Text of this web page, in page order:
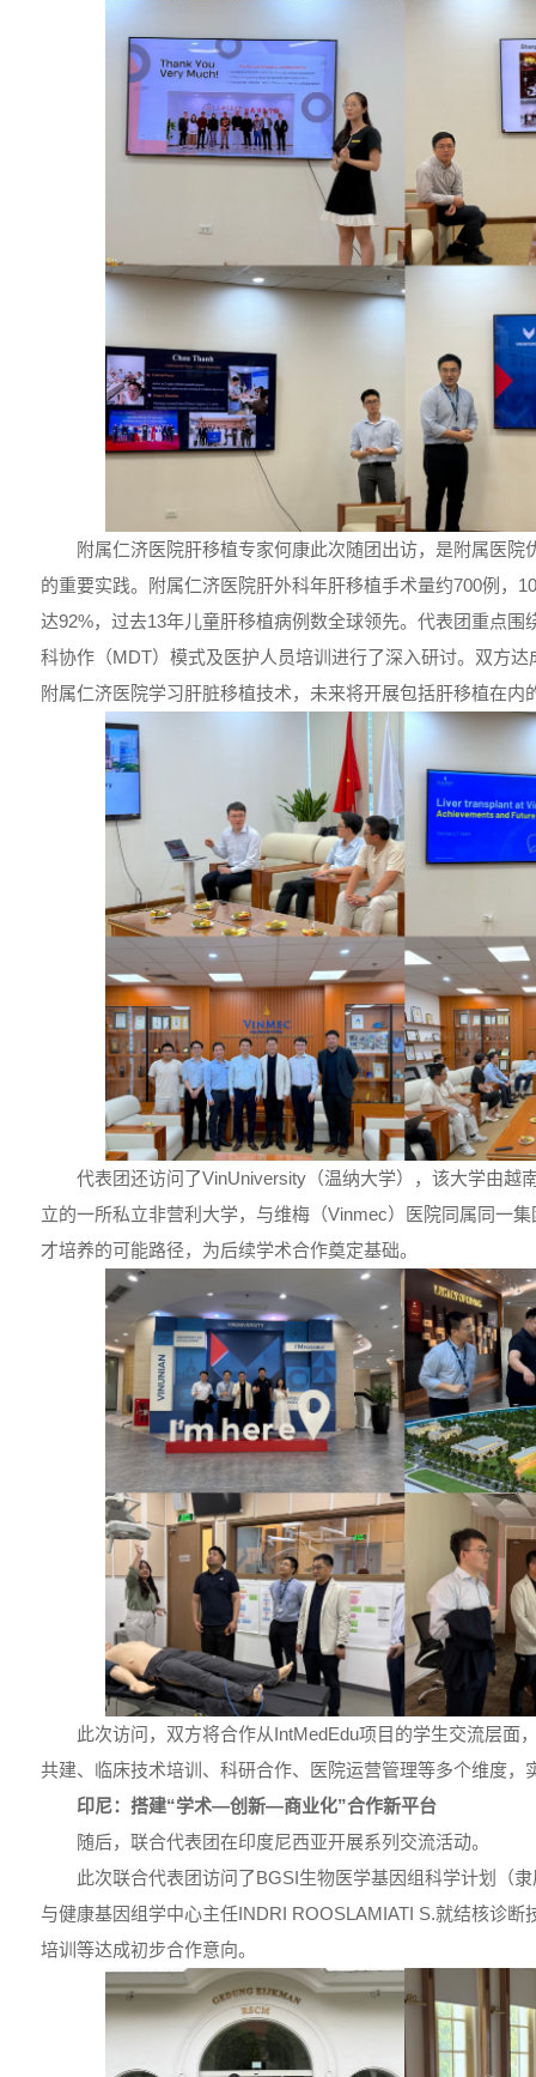
附属仁济医院肝移植专家何康此次随团出访，是附属医院
的重要实践。附属仁济医院肝外科年肝移植手术量约700例，
达92%，过去13年儿童肝移植病例数全球领先。代表团重点围
科协作（MDT）模式及医护人员培训进行了深入研讨。双方
附属仁济医院学习肝脏移植技术，未来将开展包括肝移植在内
代表团还访问了VinUniversity（温纳大学），该大学由越
立的一所私立非营利大学，与维梅（Vinmec）医院同属同一
才培养的可能路径，为后续学术合作奠定基础。
此次访问，双方将合作从IntMedEdu项目的学生交流层面
共建、临床技术培训、科研合作、医院运营管理等多个维度，
印尼：搭建“学术—创新—商业化”合作新平台
随后，联合代表团在印度尼西亚开展系列交流活动。
此次联合代表团访问了BGSI生物医学基因组科学计划（
与健康基因组学中心主任INDRI ROOSLAMIATI S.就结核诊断
培训等达成初步合作意向。